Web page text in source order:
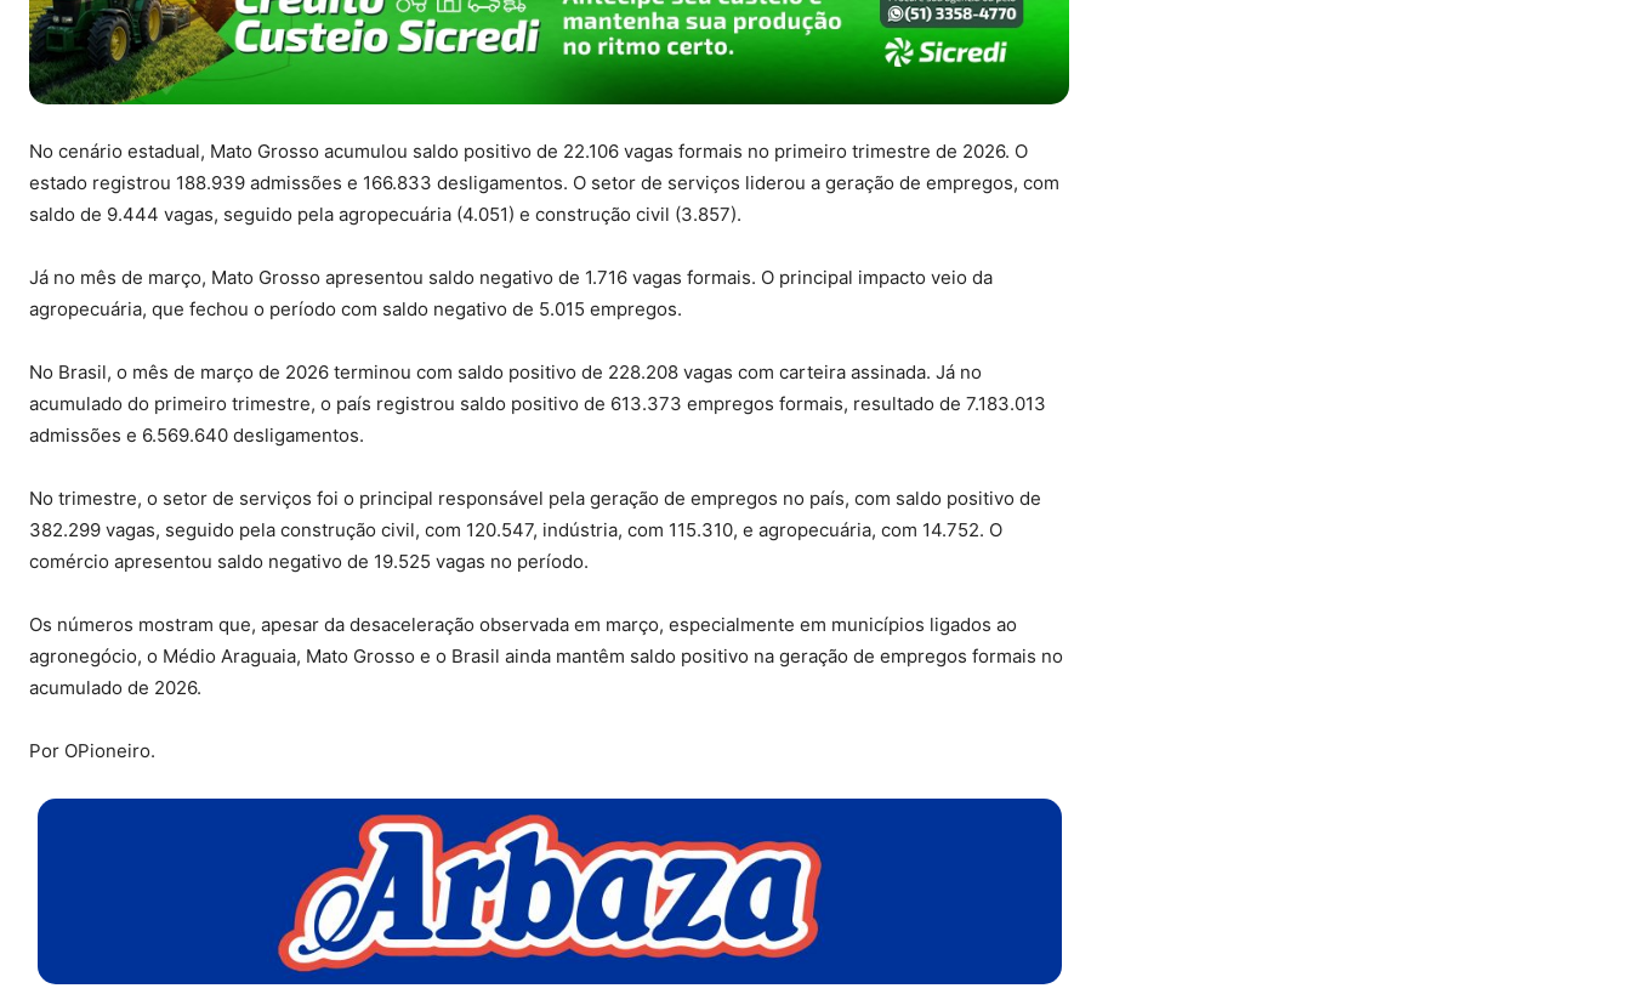
No cenário estadual, Mato Grosso acumulou saldo positivo de 22.106 vagas formais no primeiro trimestre de 2026. O
estado registrou 188.939 admissões e 166.833 desligamentos. O setor de serviços liderou a geração de empregos, com
saldo de 9.444 vagas, seguido pela agropecuária (4.051) e construção civil (3.857).
Já no mês de março, Mato Grosso apresentou saldo negativo de 1.716 vagas formais. O principal impacto veio da
agropecuária, que fechou o período com saldo negativo de 5.015 empregos.
No Brasil, o mês de março de 2026 terminou com saldo positivo de 228.208 vagas com carteira assinada. Já no
acumulado do primeiro trimestre, o país registrou saldo positivo de 613.373 empregos formais, resultado de 7.183.013
admissões e 6.569.640 desligamentos.
No trimestre, o setor de serviços foi o principal responsável pela geração de empregos no país, com saldo positivo de
382.299 vagas, seguido pela construção civil, com 120.547, indústria, com 115.310, e agropecuária, com 14.752. O
comércio apresentou saldo negativo de 19.525 vagas no período.
Os números mostram que, apesar da desaceleração observada em março, especialmente em municípios ligados ao
agronegócio, o Médio Araguaia, Mato Grosso e o Brasil ainda mantêm saldo positivo na geração de empregos formais no
acumulado de 2026.
Por OPioneiro.